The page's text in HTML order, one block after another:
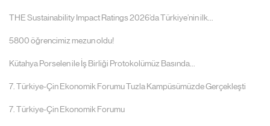
THE Sustainability Impact Ratings 2026’da Türkiye’nin ilk...
5800 öğrencimiz mezun oldu!
Kütahya Porselen ile İş Birliği Protokolümüz Basında...
7. Türkiye-Çin Ekonomik Forumu Tuzla Kampüsümüzde Gerçekleşti
7. Türkiye-Çin Ekonomik Forumu